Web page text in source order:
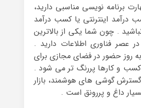
برنامه نویسی مناسبی دارید،
درآمد اینترنتی یا کسب درآمد
. چون شما یکی از بالاترین
عصر فناوری اطلاعات دارید .
به روز حضور در فضای مجازی برای
کسب و کارها پررنگ تر می شود .
گوشی های هوشمند، بازار
داغ و پررونق است .